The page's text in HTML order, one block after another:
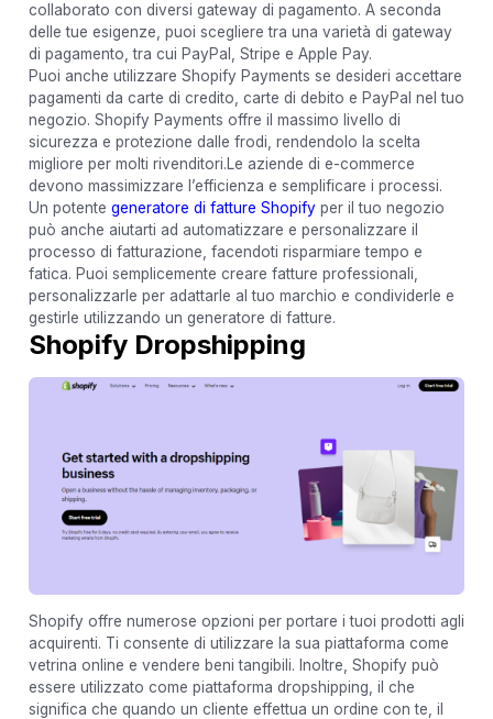
collaborato con diversi gateway di pagamento. A seconda
delle tue esigenze, puoi scegliere tra una varietà di gateway
di pagamento, tra cui PayPal, Stripe e Apple Pay.
Puoi anche utilizzare Shopify Payments se desideri accettare
pagamenti da carte di credito, carte di debito e PayPal nel tuo
negozio. Shopify Payments offre il massimo livello di
sicurezza e protezione dalle frodi, rendendolo la scelta
migliore per molti rivenditori.Le aziende di e-commerce
devono massimizzare l’efficienza e semplificare i processi.
Un potente generatore di fatture Shopifyper il tuo negozio
può anche aiutarti ad automatizzare e personalizzare il
processo di fatturazione, facendoti risparmiare tempo e
fatica. Puoi semplicemente creare fatture professionali,
personalizzarle per adattarle al tuo marchio e condividerle e
gestirle utilizzando un generatore di fatture.
Shopify Dropshipping
Shopify offre numerose opzioni per portare i tuoi prodotti agli
acquirenti. Ti consente di utilizzare la sua piattaforma come
vetrina online e vendere beni tangibili. Inoltre, Shopify può
essere utilizzato come piattaforma dropshipping, il che
significa che quando un cliente effettua un ordine con te, il